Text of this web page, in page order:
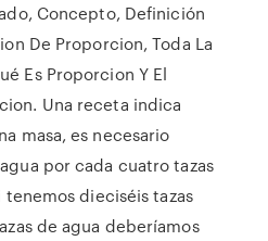
Concepto, Definición
De Proporcion, Toda La
Es Proporcion Y El
Una receta indica
masa, es necesario
por cada cuatro tazas
dieciséis tazas
de agua deberíamos